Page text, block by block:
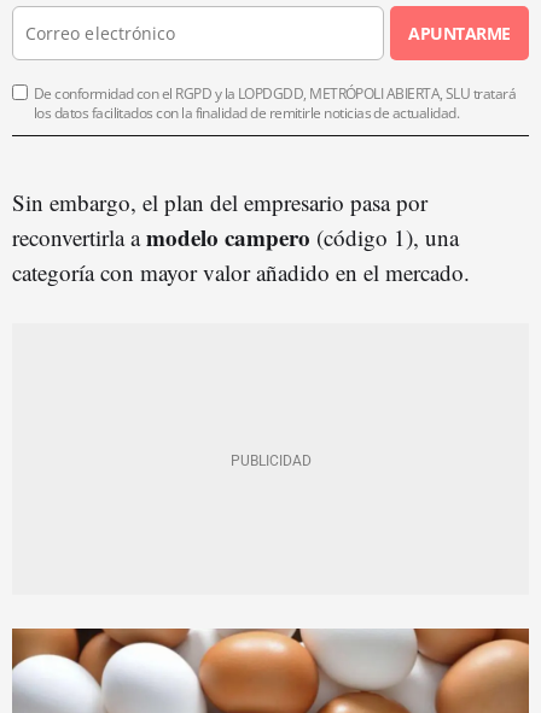
APUNTARME
De conformidad con el RGPD y la LOPDGDD, METRÓPOLI ABIERTA, SLU tratará
los datos facilitados con la finalidad de remitirle noticias de actualidad.
Sin embargo, el plan del empresario pasa por
reconvertirla amodelo campero (código 1), una
categoría con mayor valor añadido en el mercado.